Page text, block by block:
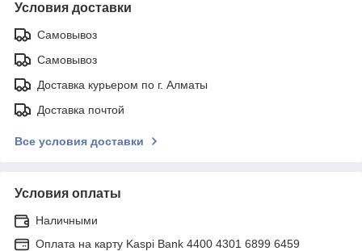
Условия доставки
Самовывоз
Самовывоз
Доставка курьером по г. Алматы
Доставка почтой
Все условия доставки
Условия оплаты
Наличными
Оплата на карту Kaspi Bank 4400 4301 6899 6459